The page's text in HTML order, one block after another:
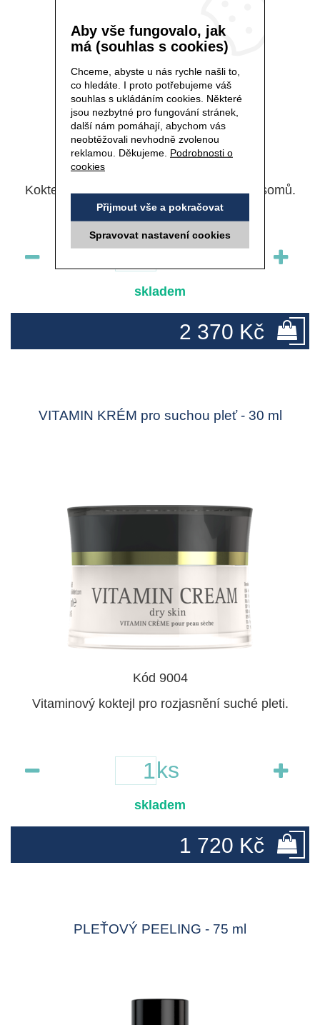
Koktejl směsi vitaminů a vícevrstvých liposomů.
ks
skladem
2 370 Kč
VITAMIN KRÉM pro suchou pleť - 30 ml
Kód 9004
Vitaminový koktejl pro rozjasnění suché pleti.
ks
skladem
1 720 Kč
PLEŤOVÝ PEELING - 75 ml
Aby vše fungovalo, jak
má (souhlas s cookies)
Chceme, abyste u nás rychle našli to,
co hledáte. I proto potřebujeme váš
souhlas s ukládáním cookies. Některé
jsou nezbytné pro fungování stránek,
další nám pomáhají, abychom vás
neobtěžovali nevhodně zvolenou
reklamou. Děkujeme. Podrobnosti o
cookies
Spravovat nastavení cookies
Přijmout vše a pokračovat